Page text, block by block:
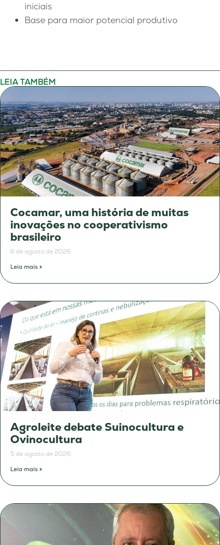
iniciais
Base para maior potencial produtivo
LEIA TAMBÉM
Cocamar, uma história de muitas
inovações no cooperativismo
brasileiro
6 de agosto de 2026
Leia mais »
Agroleite debate Suinocultura e
Ovinocultura
5 de agosto de 2026
Leia mais »